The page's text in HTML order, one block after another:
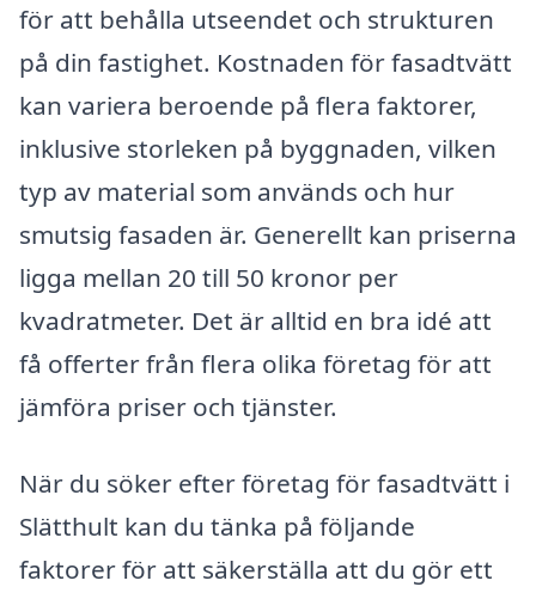
för att behålla utseendet och strukturen
på din fastighet. Kostnaden för fasadtvätt
kan variera beroende på flera faktorer,
inklusive storleken på byggnaden, vilken
typ av material som används och hur
smutsig fasaden är. Generellt kan priserna
ligga mellan 20 till 50 kronor per
kvadratmeter. Det är alltid en bra idé att
få offerter från flera olika företag för att
jämföra priser och tjänster.
När du söker efter företag för fasadtvätt i
Slätthult kan du tänka på följande
faktorer för att säkerställa att du gör ett